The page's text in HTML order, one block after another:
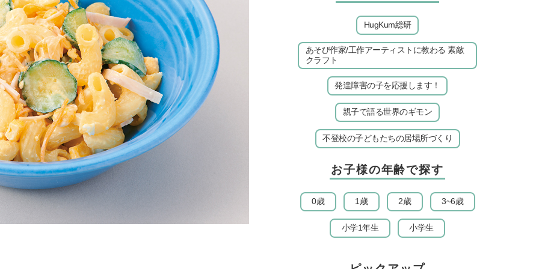
HugKum総研
あそび作家/工作アーティストに教わる 素敵
クラフト
発達障害の子を応援します！
親子で語る世界のギモン
不登校の子どもたちの居場所づくり
お子様の年齢で探す
0歳 1歳 2歳 3~6歳
小学1年生 小学生